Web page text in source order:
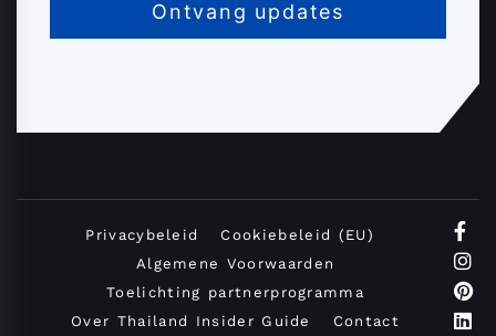
Privacybeleid
Cookiebeleid (EU)
Algemene Voorwaarden
Toelichting partnerprogramma
Over Thailand Insider Guide
Contact